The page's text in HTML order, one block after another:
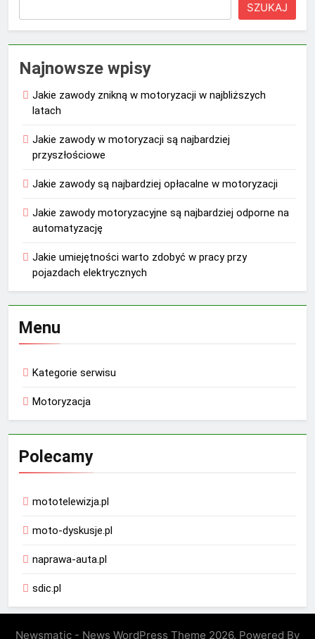
SZUKAJ
Najnowsze wpisy
Jakie zawody znikną w motoryzacji w najbliższych
latach
Jakie zawody w motoryzacji są najbardziej
przyszłościowe
Jakie zawody są najbardziej opłacalne w motoryzacji
Jakie zawody motoryzacyjne są najbardziej odporne na
automatyzację
Jakie umiejętności warto zdobyć w pracy przy
pojazdach elektrycznych
Menu
Kategorie serwisu
Motoryzacja
Polecamy
mototelewizja.pl
moto-dyskusje.pl
naprawa-auta.pl
sdic.pl
Newsmatic - News WordPress Theme 2026. Powered By